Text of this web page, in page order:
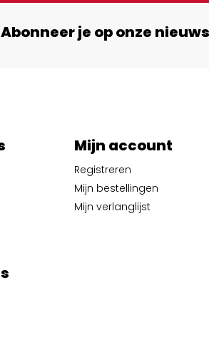
Abonneer je op onze
Mijn account
Registreren
Mijn bestellingen
Mijn verlanglijst